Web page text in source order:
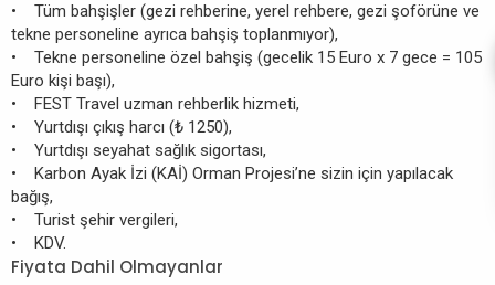
• Tüm bahşişler (gezi rehberine, yerel rehbere, gezi şoförüne ve
tekne personeline ayrıca bahşiş toplanmıyor),
• Tekne personeline özel bahşiş (gecelik 15 Euro x 7 gece = 105
Euro kişi başı),
• FEST Travel uzman rehberlik hizmeti,
• Yurtdışı çıkış harcı (₺ 1250),
• Yurtdışı seyahat sağlık sigortası,
• Karbon Ayak İzi (KAİ) Orman Projesi’ne sizin için yapılacak
bağış,
• Turist şehir vergileri,
• KDV.
Fiyata Dahil Olmayanlar